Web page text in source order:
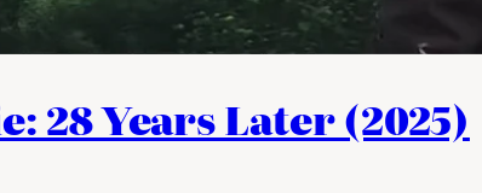
28 Years Later (2025)